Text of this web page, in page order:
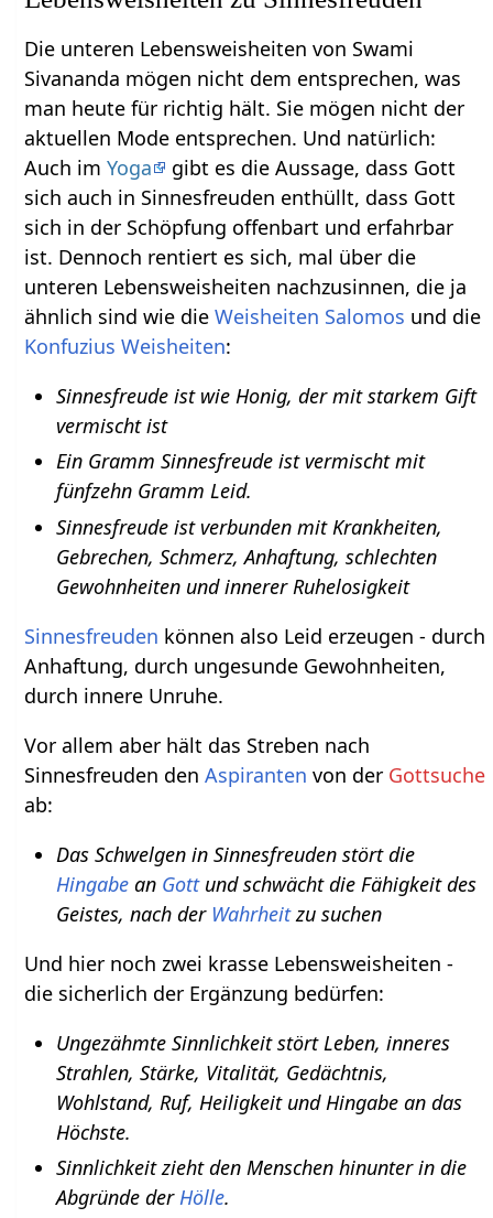
Die unteren Lebensweisheiten von Swami
Sivananda mögen nicht dem entsprechen, was
man heute für richtig hält. Sie mögen nicht der
aktuellen Mode entsprechen. Und natürlich:
Auch imYoga
gibt es die Aussage, dass Gott
sich auch in Sinnesfreuden enthüllt, dass Gott
sich in der Schöpfung offenbart und erfahrbar
ist. Dennoch rentiert es sich, mal über die
unteren Lebensweisheiten nachzusinnen, die ja
ähnlich sind wie dieWeisheiten Salomos und die
Konfuzius Weisheiten:
Sinnesfreude ist wie Honig, der mit starkem Gift
vermischt ist
Ein Gramm Sinnesfreude ist vermischt mit
fünfzehn Gramm Leid.
Sinnesfreude ist verbunden mit Krankheiten,
Gebrechen, Schmerz, Anhaftung, schlechten
Gewohnheiten und innerer Ruhelosigkeit
Sinnesfreuden können also Leid erzeugen - durch
Anhaftung, durch ungesunde Gewohnheiten,
durch innere Unruhe.
Vor allem aber hält das Streben nach
Sinnesfreuden denAspiranten von der Gottsuche
ab:
Das Schwelgen in Sinnesfreuden stört die
Hingabean Gottund schwächt die Fähigkeit des
Geistes, nach der Wahrheitzu suchen
Und hier noch zwei krasse Lebensweisheiten -
die sicherlich der Ergänzung bedürfen:
Ungezähmte Sinnlichkeit stört Leben, inneres
Strahlen, Stärke, Vitalität, Gedächtnis,
Wohlstand, Ruf, Heiligkeit und Hingabe an das
Höchste.
Sinnlichkeit zieht den Menschen hinunter in die
Abgründe derHölle.